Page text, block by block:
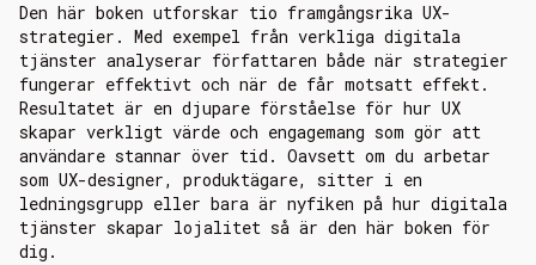
Den här boken utforskar tio framgångsrika UX-
strategier. Med exempel från verkliga digitala
tjänster analyserar författaren både när strategier
fungerar effektivt och när de får motsatt effekt.
Resultatet är en djupare förståelse för hur UX
skapar verkligt värde och engagemang som gör att
användare stannar över tid. Oavsett om du arbetar
som UX-designer, produktägare, sitter i en
ledningsgrupp eller bara är nyfiken på hur digitala
tjänster skapar lojalitet så är den här boken för
dig.